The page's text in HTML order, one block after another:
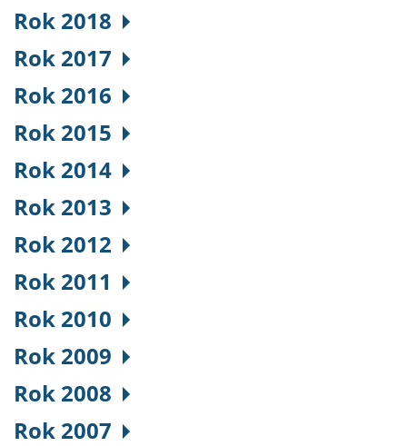
Rok 2018
Rok 2017
Rok 2016
Rok 2015
Rok 2014
Rok 2013
Rok 2012
Rok 2011
Rok 2010
Rok 2009
Rok 2008
Rok 2007